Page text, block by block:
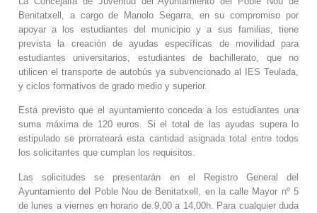
Benitatxell, a cargo de Manolo Segarra, en su compromiso por
apoyar a los estudiantes del municipio y a sus familias, tiene
prevista la creación de ayudas específicas de movilidad para
estudiantes universitarios, estudiantes de bachillerato, que no
utilicen el transporte de autobús ya subvencionado al IES Teulada,
y ciclos formativos de grado medio y superior.
Está previsto que el ayuntamiento conceda a los estudiantes una
suma máxima de 120 euros. Si el total de las ayudas supera lo
estipulado se prorrateará esta cantidad asignada total entre todos
los solicitantes que cumplan los requisitos.
Las solicitudes se presentarán en el Registro General del
Ayuntamiento del Poble Nou de Benitatxell, en la calle Mayor nº 5
de lunes a viernes en horario de 9,00 a 14,00h. Para cualquier duda